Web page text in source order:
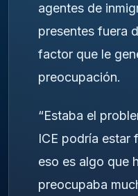
agentes de
presentes fuera
factor que le
preocupación.
“Estaba el
ICE podría estar
eso es algo que
preocupaba